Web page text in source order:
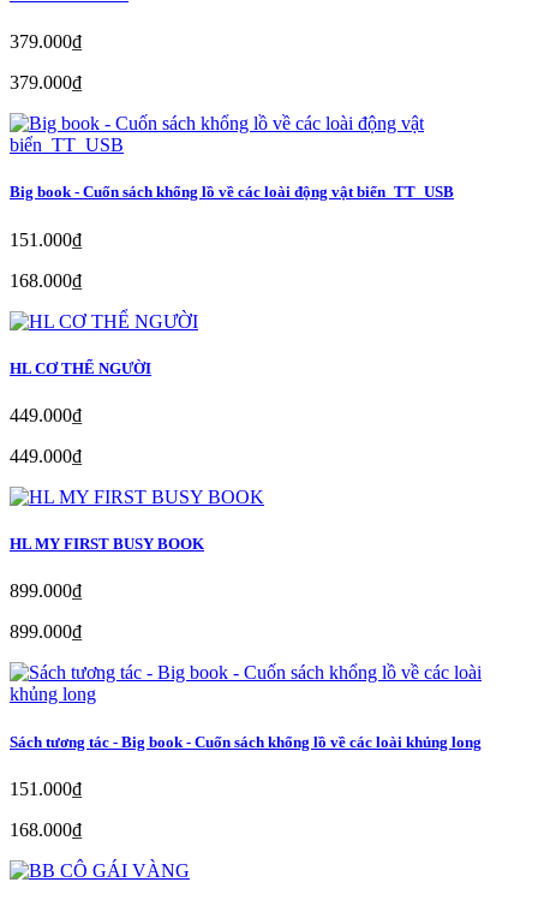
379.000₫
379.000₫
Big book - Cuốn sách khổng lồ về các loài động vật biển_TT_USB
151.000₫
168.000₫
HL CƠ THỂ NGƯỜI
449.000₫
449.000₫
HL MY FIRST BUSY BOOK
899.000₫
899.000₫
Sách tương tác - Big book - Cuốn sách khổng lồ về các loài khủng long
151.000₫
168.000₫